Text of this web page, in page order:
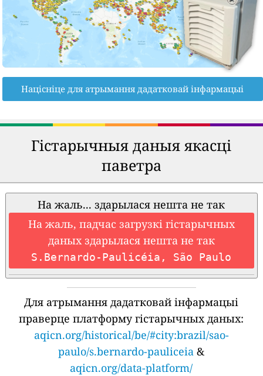
Націсніце для атрымання дадатковай інфармацыі
Гістарычныя даныя якасці
паветра
На жаль... здарылася нешта не так
На жаль, падчас загрузкі гістарычных
даных здарылася нешта не так
S.Bernardo-Paulicéia, São Paulo
Для атрымання дадатковай інфармацыі
праверце платформу гістарычных даных:
aqicn.org/historical/be/#city:brazil/sao-
paulo/s.bernardo-pauliceia &
aqicn.org/data-platform/